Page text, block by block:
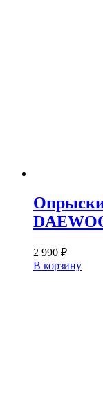
2 990 ₽
В корзину